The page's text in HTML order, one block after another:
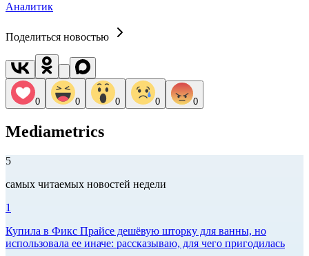
Аналитик
Поделиться новостью
0 0 0 0 0
Mediametrics
5
самых читаемых новостей недели
1
Купила в Фикс Прайсе дешёвую шторку для ванны, но
использовала ее иначе: рассказываю, для чего пригодилась